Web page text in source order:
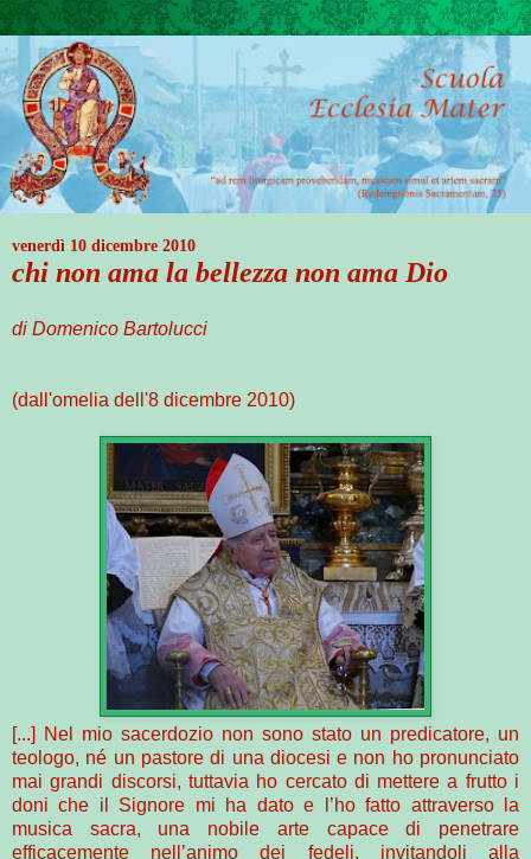
venerdì 10 dicembre 2010
chi non ama la bellezza non ama Dio
di Domenico Bartolucci
(dall'omelia dell'8 dicembre 2010)
[...] Nel mio sacerdozio non sono stato un predicatore, un
teologo, né un pastore di una diocesi e non ho pronunciato
mai grandi discorsi, tuttavia ho cercato di mettere a frutto i
doni che il Signore mi ha dato e l’ho fatto attraverso la
musica sacra, una nobile arte capace di penetrare
efficacemente nell’animo dei fedeli, invitandoli alla